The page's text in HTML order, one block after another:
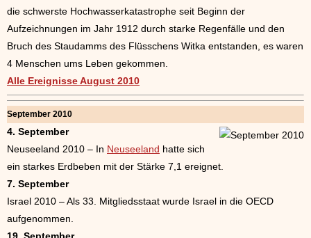
die schwerste Hochwasserkatastrophe seit Beginn der
Aufzeichnungen im Jahr 1912 durch starke Regenfälle und den
Bruch des Staudamms des Flüsschens Witka entstanden, es waren
4 Menschen ums Leben gekommen.
Alle Ereignisse August 2010
September 2010
4. September
Neuseeland 2010 – In Neuseeland hatte sich
ein starkes Erdbeben mit der Stärke 7,1 ereignet.
7. September
Israel 2010 – Als 33. Mitgliedsstaat wurde Israel in die OECD
aufgenommen.